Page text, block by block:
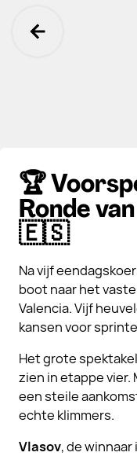
Ga terug
🏆
Ronde
🇪🇸
Na vijf
boot naar het
Valencia. Vijf
kansen voor
Het grote
zien in etappe
een steile
echte klimmers.
Vlasov, de winnaar